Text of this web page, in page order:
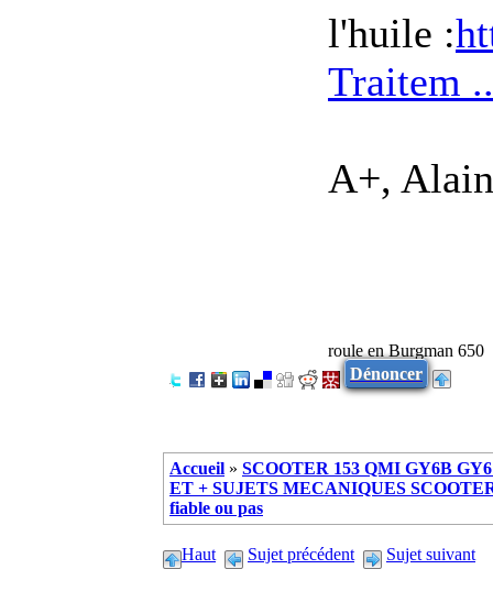
l'huile :
Traitem
A+, Alain
roule en Burgman 650
Dénoncer
Accueil » SCOOTER 153 QMI GY6B
ET + SUJETS MECANIQUES
fiable ou pas
Haut Sujet précédent Sujet suivant